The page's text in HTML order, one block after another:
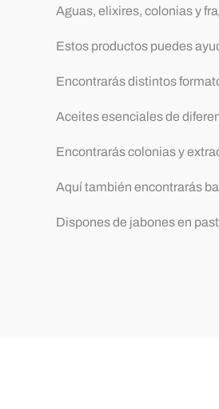
Aguas, elixires, colonias y
Estos productos puedes
Encontrarás distintos
Aceites esenciales de
Encontrarás colonias y
Aquí también encontrarás
Dispones de jabones en